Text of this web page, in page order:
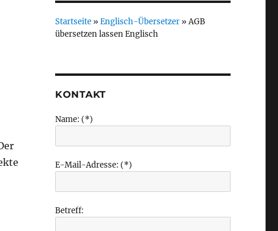
Startseite» Englisch-Übersetzer»AGB
übersetzen lassen Englisch
KONTAKT
Name: (*)
E-Mail-Adresse: (*)
Betreff: